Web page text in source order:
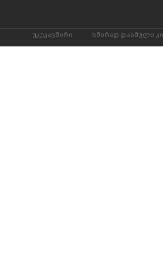
უკუკავშირი ხშირად დასმული